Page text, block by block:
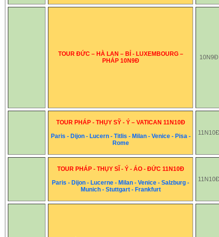
TOUR ĐỨC – HÀ LAN – BỈ - LUXEMBOURG –
PHÁP 10N9Đ
10N9Đ
TOUR PHÁP - THỤY SỸ - Ý – VATICAN 11N10Đ
Paris - Dijon - Lucern - Titlis - Milan - Venice - Pisa -
Rome
TOUR PHÁP - THỤY SĨ - Ý - ÁO - ĐỨC 11N10Đ
Paris - Dijon - Lucerne - Milan - Venice - Salzburg -
Munich - Stuttgart - Frankfurt